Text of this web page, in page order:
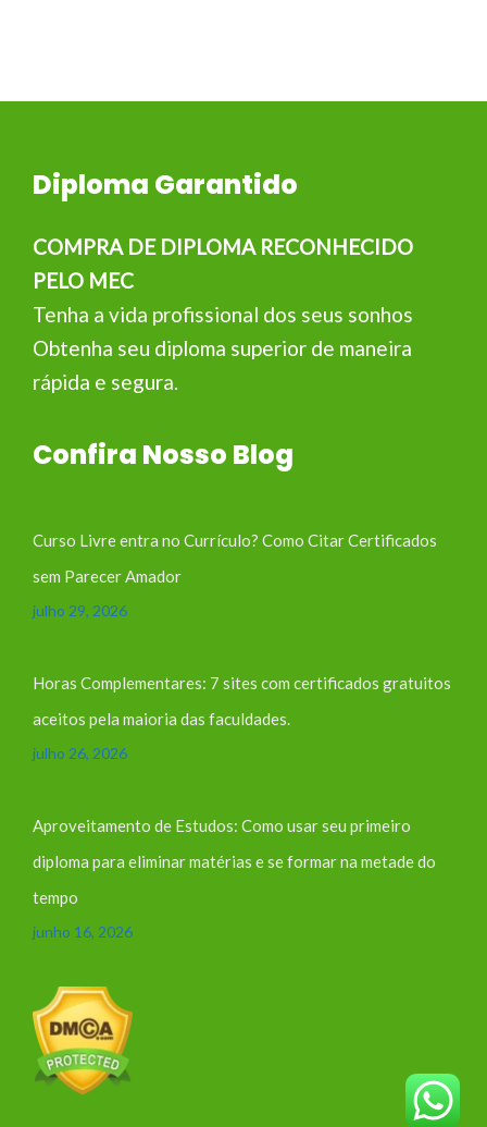
Diploma Garantido
COMPRA DE DIPLOMA RECONHECIDO
PELO MEC
Tenha a vida profissional dos seus sonhos
Obtenha seu diploma superior de maneira
rápida e segura.
Confira Nosso Blog
Curso Livre entra no Currículo? Como Citar Certificados
sem Parecer Amador
julho 29, 2026
Horas Complementares: 7 sites com certificados gratuitos
aceitos pela maioria das faculdades.
julho 26, 2026
Aproveitamento de Estudos: Como usar seu primeiro
diploma para eliminar matérias e se formar na metade do
tempo
junho 16, 2026